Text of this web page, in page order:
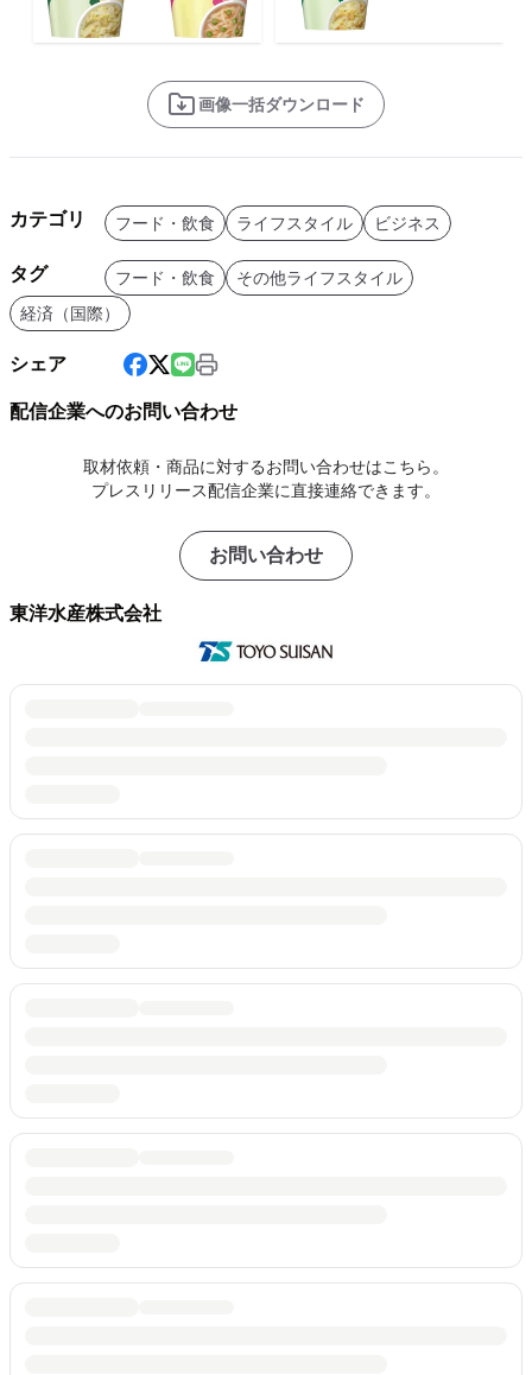
画像一括ダウンロード
カテゴリ フード・飲食 ライフスタイル ビジネス
タグ フード・飲食
その他ライフスタイル
経済（国際）
シェア
配信企業へのお問い合わせ
取材依頼・商品に対するお問い合わせはこちら。
プレスリリース配信企業に直接連絡できます。
お問い合わせ
東洋水産株式会社